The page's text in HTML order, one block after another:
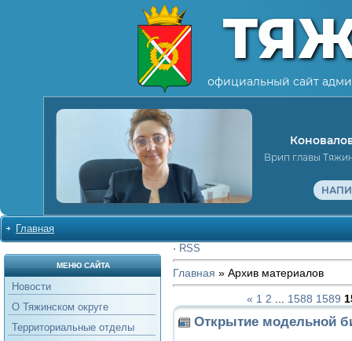
официальный сайт
Врип главы
Главная
МЕНЮ САЙТА
Новости
О Тяжинском округе
Территориальные отделы
· RSS
Главная » Архив материалов
« 1 2 1588 1589
Открытие модельной